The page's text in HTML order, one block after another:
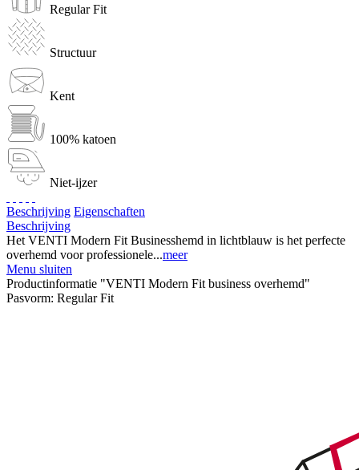
Regular Fit
Structuur
Kent
100% katoen
Niet-ijzer
Beschrijving Eigenschaften
Beschrijving
Het VENTI Modern Fit Businesshemd in lichtblauw is het perfecte
overhemd voor professionele...meer
Menu sluiten
Productinformatie "VENTI Modern Fit business overhemd"
Pasvorm: Regular Fit